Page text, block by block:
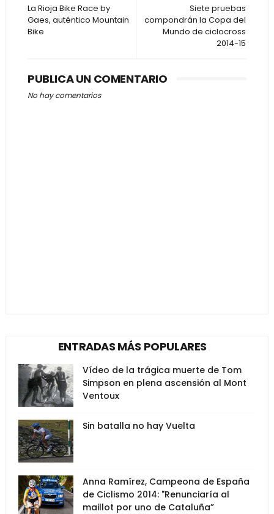
Siete pruebas
compondrán la Copa del
Mundo de ciclocross
2014-15
La Rioja Bike Race by
Gaes, auténtico Mountain
Bike
PUBLICA UN COMENTARIO
No hay comentarios
ENTRADAS MÁS POPULARES
Vídeo de la trágica muerte de Tom
Simpson en plena ascensión al Mont
Ventoux
Sin batalla no hay Vuelta
Anna Ramírez, Campeona de España
de Ciclismo 2014: "Renunciaría al
maillot por uno de Cataluña”